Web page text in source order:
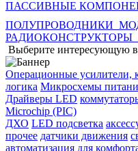
ПАССИВНЫЕ
ПОЛУПРОВОДНИКИ
РАДИОКОНСТРУКТОРЫ
Выберите интересующую
Операционные усилители,
логика Микросхемы
Драйверы LED
Microchip (PIC)
ДХО LED подсветка
прочее датчики движения
автоматизация для